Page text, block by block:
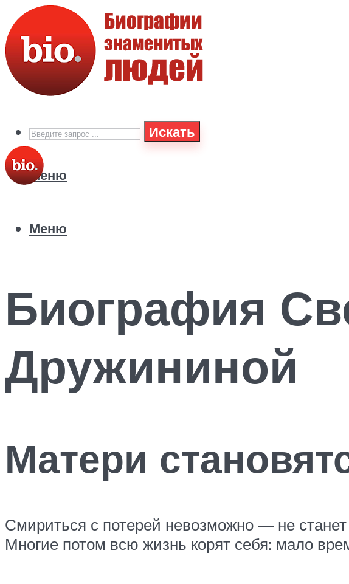
Искать
Меню
Меню
Биография
Дружининой
Матери
Смириться с потерей невозможно — не
Многие потом всю жизнь корят себя: мало